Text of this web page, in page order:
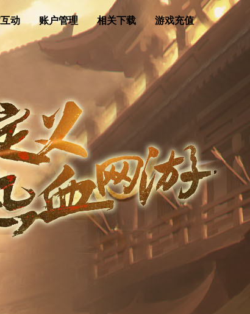
动 账户管理 相关下载 游戏充值